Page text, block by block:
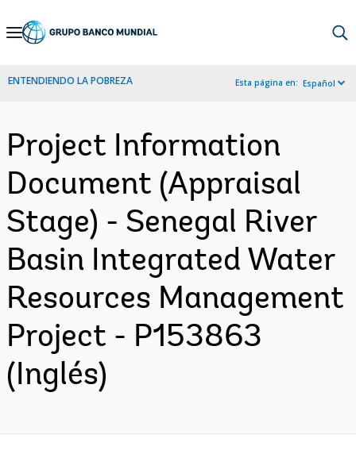
Skip
Navigation
ENTENDIENDO LA POBREZA Esta página en: Español
Project Information
Document (Appraisal
Stage) - Senegal River
Basin Integrated Water
Resources Management
Project - P153863
(Inglés)